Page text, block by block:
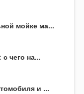
мойке ма...
с чего на...
и ...